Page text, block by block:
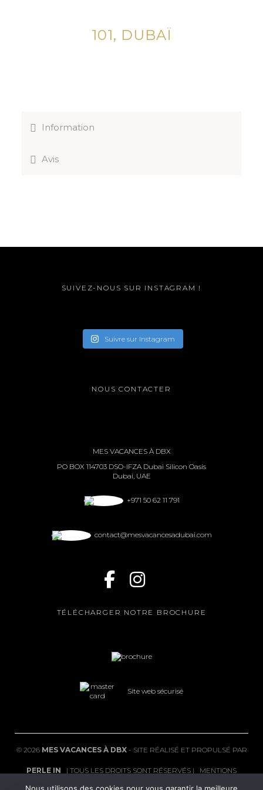
101, DUBAÏ
Information
Avis
SUIVEZ-NOUS SUR INSTAGRAM !
Suivre sur Instagram
NOUS CONTACTER
MES VACANCES À DBX
PO BOX 114703 DSO-IFZA Dubai Silicon Oasis
Dubai, UAE
+971 50 62 11 791
contact@mesvacancesadubai.com
TÉLÉCHARGER NOTRE BROCHURE
Site web sécurisé
© 2026 MES VACANCES À DBX- SITE RÉALISÉ ET PROPULSÉ PAR
PERLE IN | TOUS LES DROITS SONT RÉSERVÉS | MENTIONS